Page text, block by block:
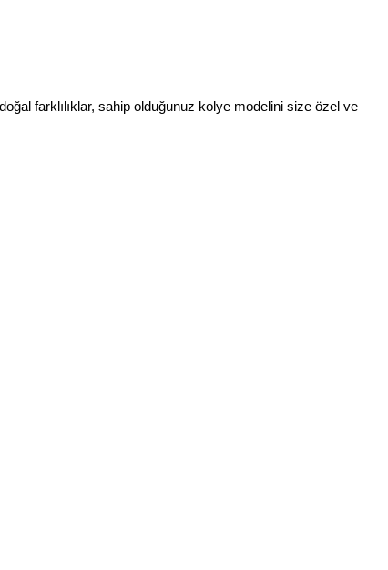
farklılıklar, sahip olduğunuz kolye modelini size özel ve